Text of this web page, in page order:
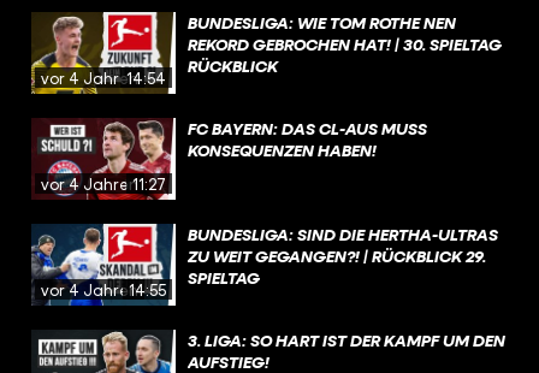
vor 4 Jahren14:54
BUNDESLIGA: WIE TOM ROTHE NEN
REKORD GEBROCHEN HAT! | 30. SPIELTAG
RÜCKBLICK
vor 4 Jahren11:27
FC BAYERN: DAS CL-AUS MUSS
KONSEQUENZEN HABEN!
vor 4 Jahren14:55
BUNDESLIGA: SIND DIE HERTHA-ULTRAS
ZU WEIT GEGANGEN?! | RÜCKBLICK 29.
SPIELTAG
3. LIGA: SO HART IST DER KAMPF UM DEN
AUFSTIEG!